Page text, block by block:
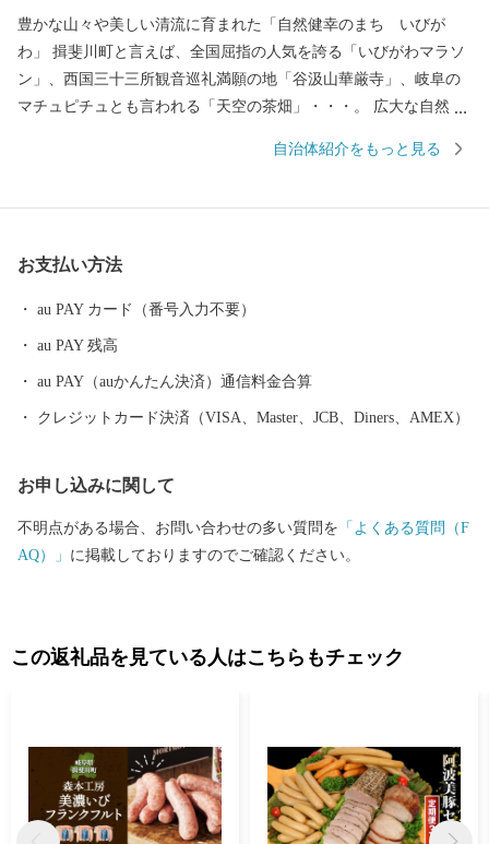
豊かな山々や美しい清流に育まれた「自然健幸のまち いびが
わ」 揖斐川町と言えば、全国屈指の人気を誇る「いびがわマラソ
ン」、西国三十三所観音巡礼満願の地「谷汲山華厳寺」、岐阜の
マチュピチュとも言われる「天空の茶畑」・・・。 広大な自然に
ともに支え合い知恵を出し合い、健康で幸せな暮らしを創りあげ
自治体紹介をもっと見る
お支払い方法
au PAY カード（番号入力不要）
au PAY 残高
au PAY（auかんたん決済）通信料金合算
クレジットカード決済（VISA、Master、JCB、Diners、AMEX）
お申し込みに関して
不明点がある場合、お問い合わせの多い質問を 「よくある質問（F
AQ）」 に掲載しておりますのでご確認ください。
この返礼品を見ている人はこちらもチェック